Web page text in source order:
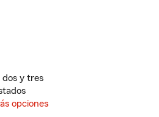
dos y tres
opciones